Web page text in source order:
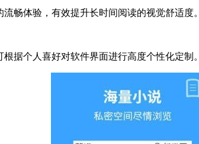
体验，有效提升长时间阅读的视觉舒适度。
个人喜好对软件界面进行高度个性化定制。